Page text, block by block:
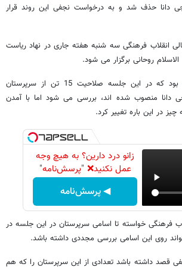
دانا حذف شد و به درخواست نجفی این روند قرار
انقلاب فرهنگی سه شنبه هفته جاری در نهاد ریاست
روحانی برگزار می شود.
پیش از این اعلام شده بود که در این جلسه صلاحیت 15 تن از سرپرستان
دانا منصوب شده اند، بررسی می شود اما با آمدن
در این باره تغییر کرد.
زانو درد دارین؟ به هیچ وجه
عمل نکنید❌ "پرسش‌نامه"
◀ پرسش‌نامه
فرهنگی خواسته تا اسامی سرپرستان در این جلسه در
روی این اسامی بررسی مجددی داشته باشد.
قصد داشته باشد تعدادی از این سرپرستان را که هم